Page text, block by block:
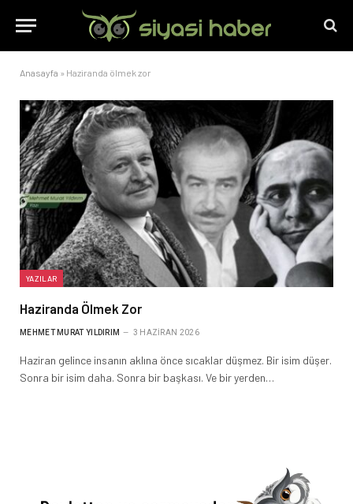
Anasayfa » Haziranda ölmek zor
YAZILAR
Haziranda Ölmek Zor
MEHMET MURAT YILDIRIM 3 HAZIRAN 2026
Haziran gelince insanın aklına önce sıcaklar düşmez. Bir isim düşer.
Sonra bir isim daha. Sonra bir başkası. Ve bir yerden…